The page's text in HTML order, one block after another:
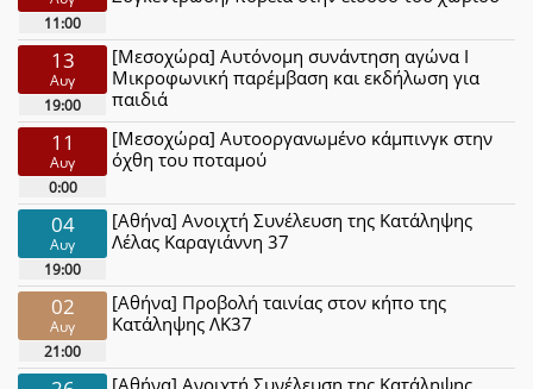
11:00
13
Αυγ
19:00
[Μεσοχώρα] Αυτόνομη συνάντηση αγώνα Ι
Μικροφωνική παρέμβαση και εκδήλωση για
παιδιά
11
Αυγ
0:00
[Μεσοχώρα] Αυτοοργανωμένο κάμπινγκ στην
όχθη του ποταμού
04
Αυγ
19:00
[Αθήνα] Ανοιχτή Συνέλευση της Κατάληψης
Λέλας Καραγιάννη 37
02
Αυγ
21:00
[Αθήνα] Προβολή ταινίας στον κήπο της
Κατάληψης ΛΚ37
[Αθήνα] Ανοιχτή Συνέλευση της Κατάληψης